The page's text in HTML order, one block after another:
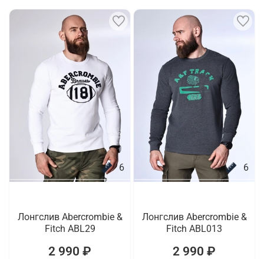
6
Лонгслив Abercrombie &
Fitch ABL29
2 990 ₽
6
Лонгслив Abercrombie &
Fitch ABL013
2 990 ₽